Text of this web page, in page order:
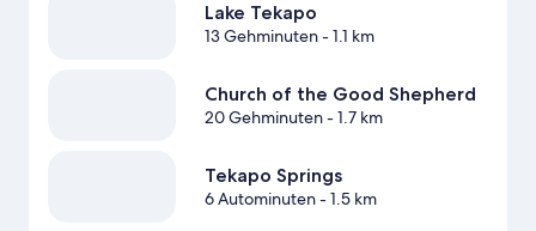
Lake Tekapo
13 Gehminuten- 1.1 km
Church of the Good Shepherd
20 Gehminuten- 1.7 km
Tekapo Springs
6 Autominuten- 1.5 km